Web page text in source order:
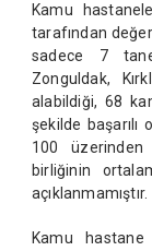
Kamu
tarafından
sadece 7
Zonguldak,
alabildiği, 68
şekilde başarılı
100 üzerinden
birliğinin
açıklanmamıştır.
Kamu hastane